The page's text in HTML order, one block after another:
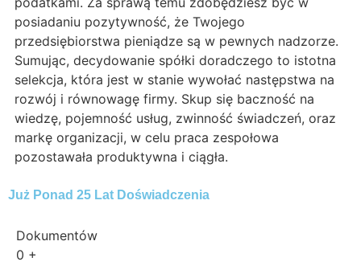
posiadaniu pozytywność, że Twojego
przedsiębiorstwa pieniądze są w pewnych nadzorze.
Sumując, decydowanie spółki doradczego to istotna
selekcja, która jest w stanie wywołać następstwa na
rozwój i równowagę firmy. Skup się baczność na
wiedzę, pojemność usług, zwinność świadczeń, oraz
markę organizacji, w celu praca zespołowa
pozostawała produktywna i ciągła.
Już Ponad 25 Lat Doświadczenia
Dokumentów
0 +